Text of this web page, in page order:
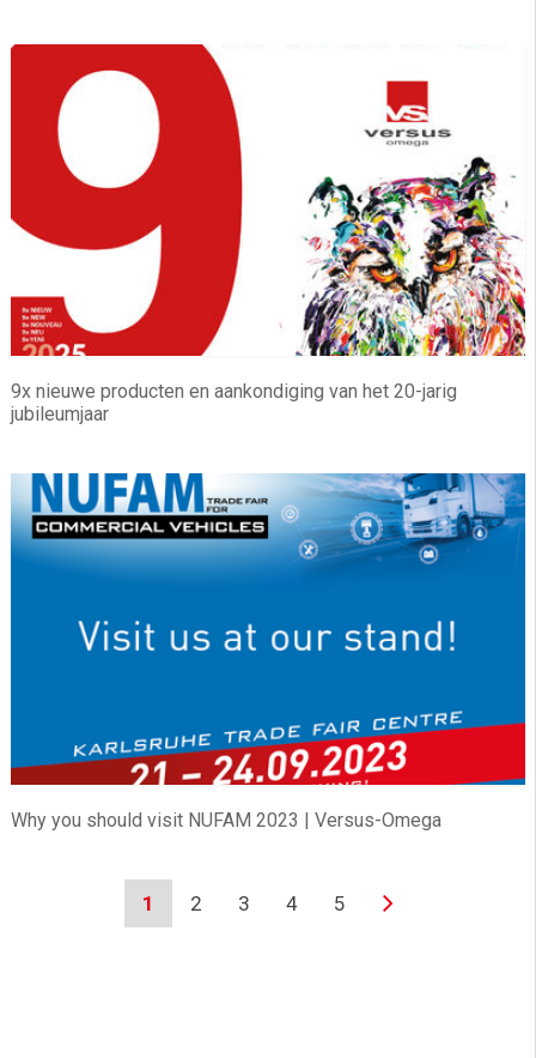
9x nieuwe producten en aankondiging van het 20-jarig
jubileumjaar
Why you should visit NUFAM 2023 | Versus-Omega
1 2 3 4 5